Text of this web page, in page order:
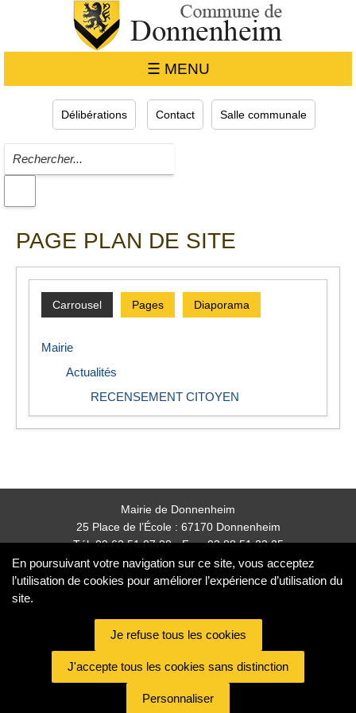
En poursuivant votre navigation sur ce site, vous acceptez
l’utilisation de cookies pour améliorer l’expérience d’utilisation du
site.
Personnaliser
☰ MENU
Délibérations Contact Salle communale
PAGE PLAN DE SITE
Carrousel Pages Diaporama
Mairie
Actualités
RECENSEMENT CITOYEN
Mairie de Donnenheim
25 Place de l’École : 67170 Donnenheim
Tél: 09 62 51 07 08 - Fax: 03 88 51 23 25
mairie.donnenheim@orange.fr
partenaires
Plan de site
Mentions légales